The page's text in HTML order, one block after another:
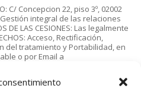
C/ Concepcion 22, piso 3º, 02002
Gestión integral de las relaciones
DE LAS CESIONES: Las legalmente
Acceso, Rectificación,
del tratamiento y Portabilidad, en
o por Email a
Mientras dure la
de prescripción legal y
MÁS INFORMACIÓN: